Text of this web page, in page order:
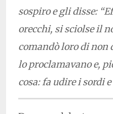
sospiro e gli disse:
orecchi, si sciolse il
comandò loro di non
lo proclamavano e,
cosa: fa udire i sordi